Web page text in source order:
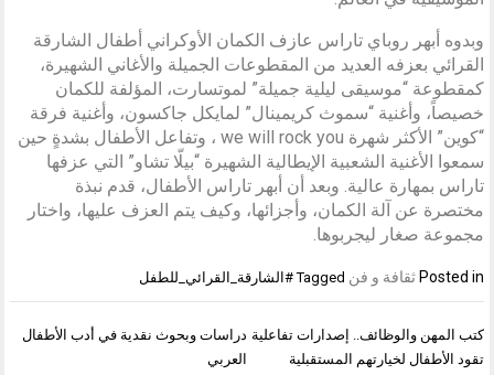
وبدوه أبهر روباي تاراس عازف الكمان الأوكراني أطفال الشارقة
القرائي بعزفه العديد من المقطوعات الجميلة والأغاني الشهيرة،
كمقطوعة “موسيقى ليلية جميلة” لموتسارت، المؤلفة للكمان
خصيصاً، وأغنية “سموث كريمينال” لمايكل جاكسون، وأغنية فرقة
“كوين” الأكثر شهرة we will rock you ، وتفاعل الأطفال بشدةٍ حين
سمعوا الأغنية الشعبية الإيطالية الشهيرة “بيلّا تشاو” التي عزفها
تاراس بمهارة عالية. وبعد أن أبهر تاراس الأطفال، قدم نبذة
مختصرة عن آلة الكمان، وأجزائها، وكيف يتم العزف عليها، واختار
مجموعة صغار ليجربوها.
Posted in ثقافة و فن Tagged #الشارقة_القرائي_للطفل
تصفّح
المقالات
دراسات وبحوث نقدية في أدب الأطفال
العربي
كتب المهن والوظائف.. إصدارات تفاعلية
تقود الأطفال لخيارتهم المستقبلية